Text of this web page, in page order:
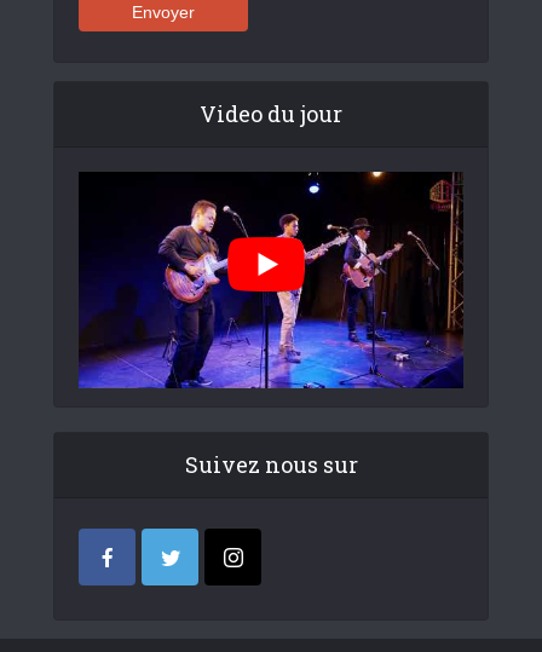
Video du jour
Suivez nous sur